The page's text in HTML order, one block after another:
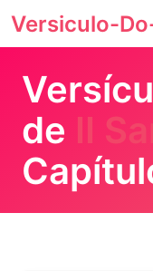
Versiculo-
de II